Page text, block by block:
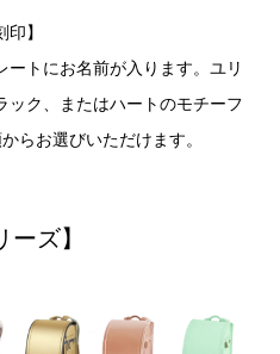
】
トにお名前が入ります。ユリ
ック、またはハートのモチーフ
らお選びいただけます。
ーズ】